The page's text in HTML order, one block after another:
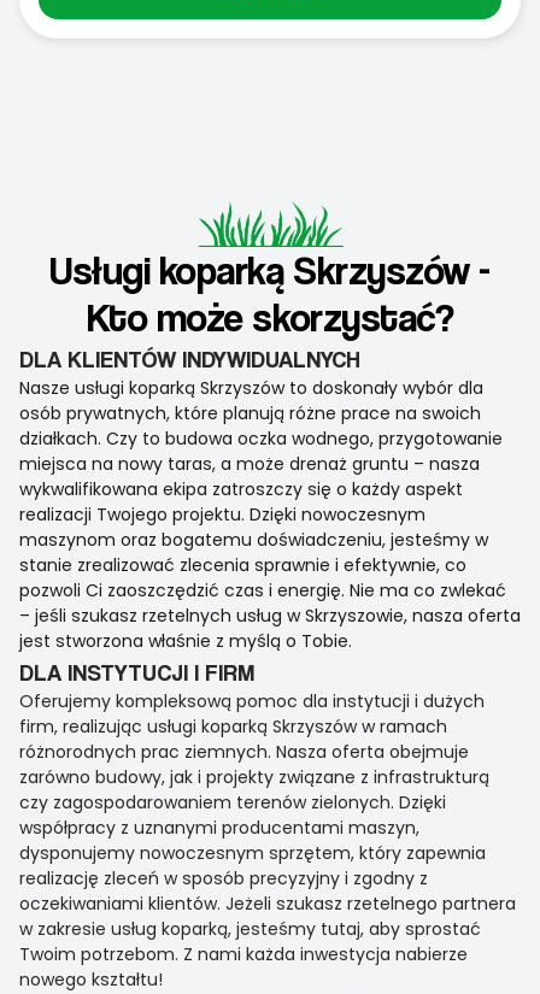
Usługi koparką Skrzyszów -
Kto może skorzystać?
DLA KLIENTÓW INDYWIDUALNYCH
Nasze usługi koparką Skrzyszów to doskonały wybór dla
osób prywatnych, które planują różne prace na swoich
działkach. Czy to budowa oczka wodnego, przygotowanie
miejsca na nowy taras, a może drenaż gruntu – nasza
wykwalifikowana ekipa zatroszczy się o każdy aspekt
realizacji Twojego projektu. Dzięki nowoczesnym
maszynom oraz bogatemu doświadczeniu, jesteśmy w
stanie zrealizować zlecenia sprawnie i efektywnie, co
pozwoli Ci zaoszczędzić czas i energię. Nie ma co zwlekać
– jeśli szukasz rzetelnych usług w Skrzyszowie, nasza oferta
jest stworzona właśnie z myślą o Tobie.
DLA INSTYTUCJI I FIRM
Oferujemy kompleksową pomoc dla instytucji i dużych
firm, realizując usługi koparką Skrzyszów w ramach
różnorodnych prac ziemnych. Nasza oferta obejmuje
zarówno budowy, jak i projekty związane z infrastrukturą
czy zagospodarowaniem terenów zielonych. Dzięki
współpracy z uznanymi producentami maszyn,
dysponujemy nowoczesnym sprzętem, który zapewnia
realizację zleceń w sposób precyzyjny i zgodny z
oczekiwaniami klientów. Jeżeli szukasz rzetelnego partnera
w zakresie usług koparką, jesteśmy tutaj, aby sprostać
Twoim potrzebom. Z nami każda inwestycja nabierze
nowego kształtu!